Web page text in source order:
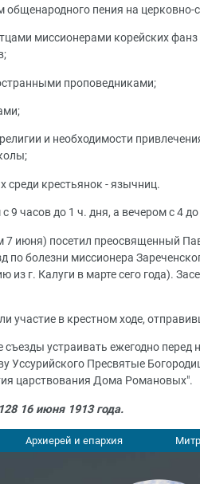
общенародного пения на
миссионерами корейских
проповедниками;
и необходимости
крестьянок - язычниц.
9 часов до 1 ч. дня, а вечером с 4
7 июня) посетил преосвященный
по болезни миссионера
из г. Калуги в марте сего года).
участие в крестном ходе,
устраивать ежегодно перед
Уссурийского Пресвятые
царствования Дома Романовых".
16 июня 1913 года.
Архиерей и епархия